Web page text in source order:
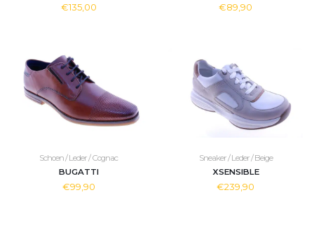
€135,00 €89,90
Schoen / Leder / Cognac
BUGATTI
€99,90
Sneaker / Leder / Beige
XSENSIBLE
€239,90